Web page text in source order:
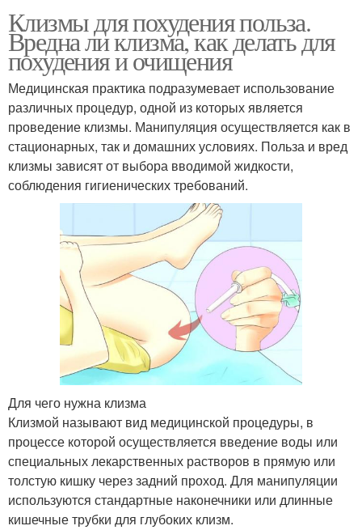
Клизмы для похудения польза.
Вредна ли клизма, как делать для
похудения и очищения
Медицинская практика подразумевает использование
различных процедур, одной из которых является
проведение клизмы. Манипуляция осуществляется как в
стационарных, так и домашних условиях. Польза и вред
клизмы зависят от выбора вводимой жидкости,
соблюдения гигиенических требований.
Для чего нужна клизма
Клизмой называют вид медицинской процедуры, в
процессе которой осуществляется введение воды или
специальных лекарственных растворов в прямую или
толстую кишку через задний проход. Для манипуляции
используются стандартные наконечники или длинные
кишечные трубки для глубоких клизм.